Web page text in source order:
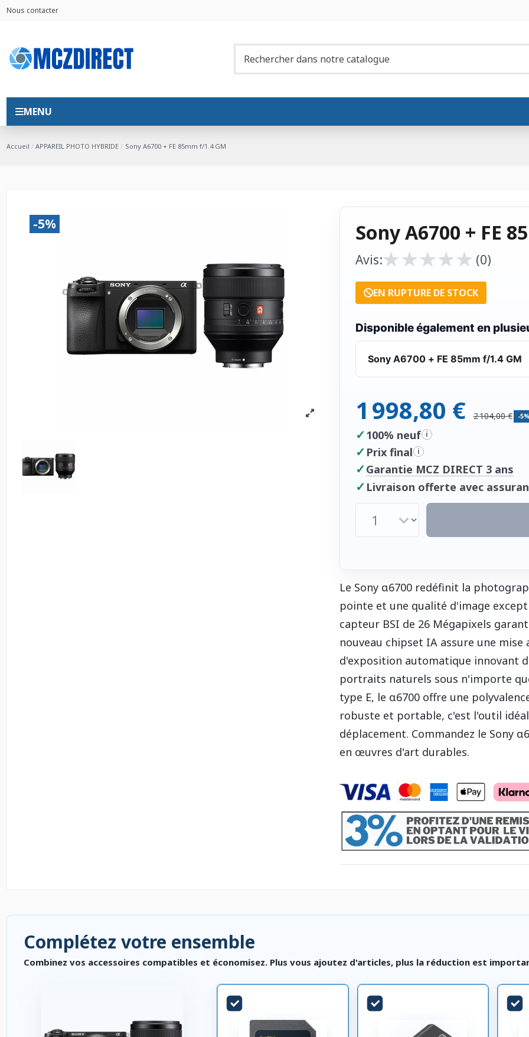
Nous contacter
MENU
Accueil APPAREIL PHOTO HYBRIDE Sony A6700 + FE 85mm f/1.4 GM
-5% Sony A6700 + FE
Avis:★
★★
★★
★★
★★
★ (0)
EN RUPTURE DE STOCK
Disponible également en
Sony A6700 + FE 85mm f/1.4 GM
1 998,80 € 2 104,00 € -
✓ 100% neuf i
✓ Prix final i
✓ Garantie MCZ DIRECT 3 ans
✓ Livraison offerte avec
Le Sony α6700 redéfinit la
pointe et une qualité d'image
capteur BSI de 26 Mégapixels
nouveau chipset IA assure une
d'exposition automatique innovant
portraits naturels sous n'importe
type E, le α6700 offre une
robuste et portable, c'est l'outil
déplacement. Commandez le Sony
en œuvres d'art durables.
Complétez votre ensemble
Combinez vos accessoires compatibles et économisez. Plus vous ajoutez d'articles, plus la réduction est